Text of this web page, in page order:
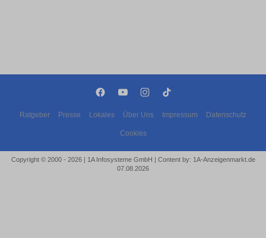
Ratgeber Presse Lokales Über Uns Impressum Datenschutz
Cookies
Copyright © 2000 - 2026 | 1A Infosysteme GmbH | Content by: 1A-Anzeigenmarkt.de
07.08.2026